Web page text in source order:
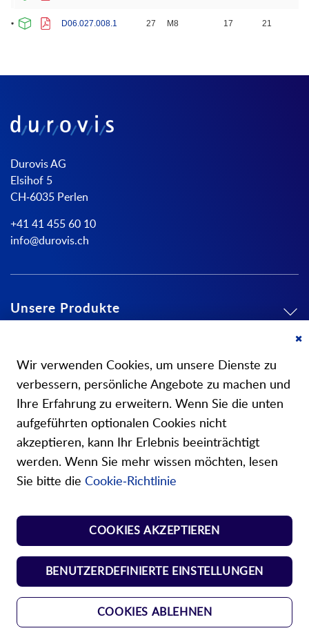
D06.027.008.1 27 M8 17 21
Durovis AG
Elsihof 5
CH-6035 Perlen
+41 41 455 60 10
info@durovis.ch
Unsere Produkte
Über uns
Unsere Shops
Shop Norm Federn
Shop Kunst-Normteile
Wir verwenden Cookies, um unsere Dienste zu
verbessern, persönliche Angebote zu machen und
Ihre Erfahrung zu erweitern. Wenn Sie die unten
aufgeführten optionalen Cookies nicht
akzeptieren, kann Ihr Erlebnis beeinträchtigt
werden. Wenn Sie mehr wissen möchten, lesen
Sie bitte die Cookie-Richtlinie
COOKIES AKZEPTIEREN
BENUTZERDEFINIERTE EINSTELLUNGEN
COOKIES ABLEHNEN